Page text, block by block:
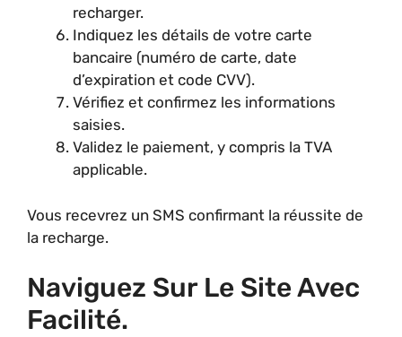
recharger.
Indiquez les détails de votre carte
bancaire (numéro de carte, date
d’expiration et code CVV).
Vérifiez et confirmez les informations
saisies.
Validez le paiement, y compris la TVA
applicable.
Vous recevrez un SMS confirmant la réussite de
la recharge.
Naviguez Sur Le Site Avec
Facilité.